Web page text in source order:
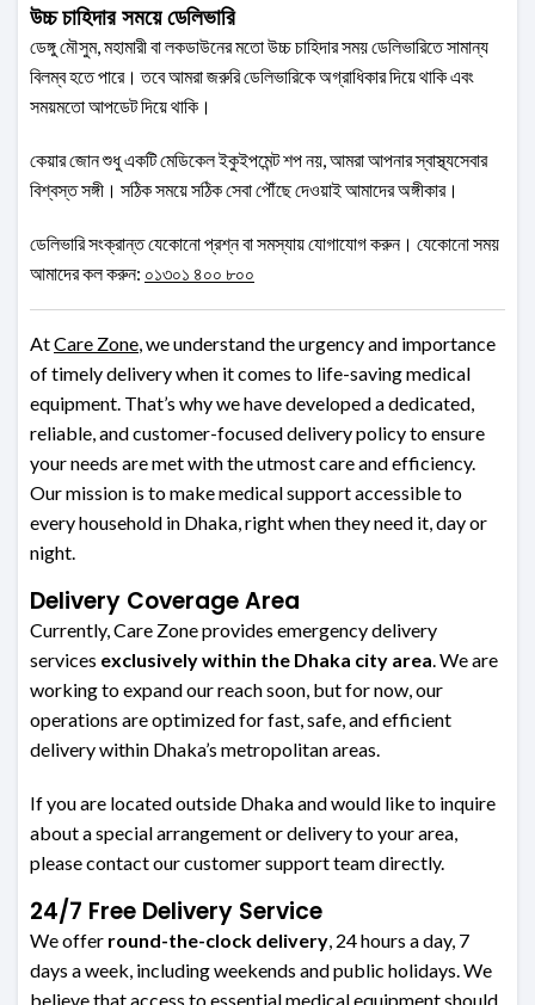
উচ্চ চাহিদার সময়ে ডেলিভারি
ডেঙ্গু মৌসুম, মহামারী বা লকডাউনের মতো উচ্চ চাহিদার সময় ডেলিভারিতে সামান্য
বিলম্ব হতে পারে। তবে আমরা জরুরি ডেলিভারিকে অগ্রাধিকার দিয়ে থাকি এবং
সময়মতো আপডেট দিয়ে থাকি।
কেয়ার জোন শুধু একটি মেডিকেল ইকুইপমেন্ট শপ নয়, আমরা আপনার স্বাস্থ্যসেবার
বিশ্বস্ত সঙ্গী। সঠিক সময়ে সঠিক সেবা পৌঁছে দেওয়াই আমাদের অঙ্গীকার।
ডেলিভারি সংক্রান্ত যেকোনো প্রশ্ন বা সমস্যায় যোগাযোগ করুন। যেকোনো সময়
আমাদের কল করুন: ০১৩০১ ৪০০ ৮০০
AtCare Zone, we understand the urgency and importance
of timely delivery when it comes to life-saving medical
equipment. That’s why we have developed a dedicated,
reliable, and customer-focused delivery policy to ensure
your needs are met with the utmost care and efficiency.
Our mission is to make medical support accessible to
every household in Dhaka, right when they need it, day or
night.
Delivery Coverage Area
Currently, Care Zone provides emergency delivery
services exclusively within the Dhaka city area. We are
working to expand our reach soon, but for now, our
operations are optimized for fast, safe, and efficient
delivery within Dhaka’s metropolitan areas.
If you are located outside Dhaka and would like to inquire
about a special arrangement or delivery to your area,
please contact our customer support team directly.
24/7 Free Delivery Service
We offer round-the-clock delivery, 24 hours a day, 7
days a week, including weekends and public holidays. We
believe that access to essential medical equipment should